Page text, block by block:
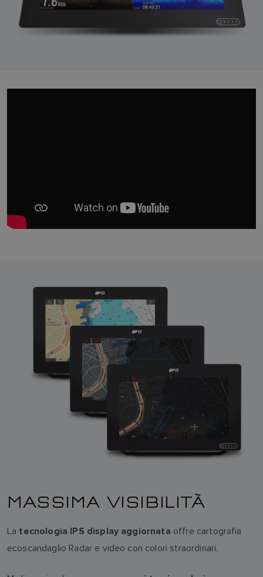
MASSIMA VISIBILITÀ
La tecnologia IPS display aggiornata offre cartografia
ecoscandaglio Radar e video con colori straordinari.